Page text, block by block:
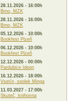
28.11.2026 - 16:00h
Brno, MZK
28.11.2026 - 16:00h
Brno, MZK
05.12.2026 - 10:00h
Bookfest Plzeň
06.12.2026 - 10:00h
Bookfest Plzeň
12.12.2026 - 00:00h
Pardubice Ideon
16.12.2026 - 18:00h
Vsetín, spolek Minga
11.03.2027 - 17:00h
Skuteč, knihovna